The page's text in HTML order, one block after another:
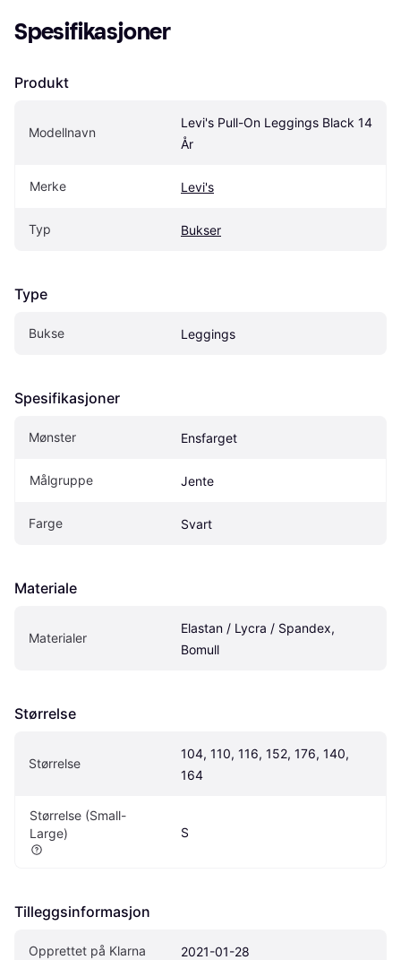
Spesifikasjoner
Produkt
Modellnavn
Levi's Pull-On Leggings Black 14
År
Merke Levi's
Typ Bukser
Type
Bukse Leggings
Spesifikasjoner
Mønster Ensfarget
Målgruppe Jente
Farge Svart
Materiale
Materialer
Elastan / Lycra / Spandex,
Bomull
Størrelse
Størrelse
104, 110, 116, 152, 176, 140,
164
Størrelse (Small-
Large)
S
Tilleggsinformasjon
Opprettet på Klarna 2021-01-28